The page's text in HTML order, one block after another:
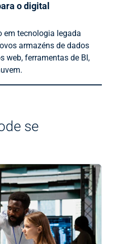
o digital
em tecnologia legada
armazéns de dados
web, ferramentas de BI,
se